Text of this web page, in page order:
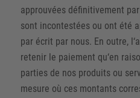
approuvées définitivement
sont incontestées ou ont été
par écrit par nous. En outre,
retenir le paiement qu‘en
parties de nos produits ou
mesure où ces montants